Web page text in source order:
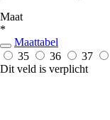
Maat
*
Maattabel
35
36 37
Dit veld is verplicht